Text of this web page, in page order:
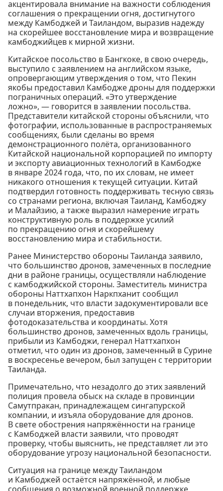
акцентировала внимание на важности соблюдения
соглашения о прекращении огня, достигнутого
между Камбоджей и Таиландом, выразив надежду
на скорейшее восстановление мира и возвращение
камбоджийцев к мирной жизни.
Китайское посольство в Бангкоке, в свою очередь,
выступило с заявлением на английском языке,
опровергающим утверждения о том, что Пекин
якобы предоставил Камбодже дроны для поддержки
пограничных операций. «Это утверждение
ложно», — говорится в заявлении посольства.
Представители китайской стороны объяснили, что
фотографии, использованные в распространяемых
сообщениях, были сделаны во время
демонстрационного полёта, организованного
Китайской национальной корпорацией по импорту
и экспорту авиационных технологий в Камбодже
в январе 2024 года, что, по их словам, не имеет
никакого отношения к текущей ситуации. Китай
подтвердил готовность поддерживать тесную связь
со странами региона, включая Таиланд, Камбоджу
и Малайзию, а также выразил намерение играть
конструктивную роль в поддержке усилий
по прекращению огня и скорейшему
восстановлению мира и стабильности.
Ранее Министерство обороны Таиланда заявило,
что большинство дронов, замеченных в последние
дни в районе границы, осуществляли наблюдение
с камбоджийской стороны. Заместитель министра
обороны Наттхапхон Наркпханит сообщил
в понедельник, что власти задокументировали все
случаи вторжения, предоставив
фотодоказательства и координаты. Хотя
большинство дронов, замеченных вдоль границы,
прибыли из Камбоджи, генерал Наттхапхон
отметил, что один из дронов, замеченный в Сурине
в воскресенье вечером, был запущен с территории
Таиланда.
Примечательно, что незадолго до этих заявлений
полиция провела обыск на складе в провинции
Самутпракан, принадлежащем сингапурской
компании, и изъяла оборудование для дронов.
В свете обострения напряжённости на границе
с Камбоджей власти заявили, что проводят
проверку, чтобы выяснить, не представляет ли это
оборудование угрозу национальной безопасности.
Ситуация на границе между Таиландом
и Камбоджей остаётся напряжённой, и любые